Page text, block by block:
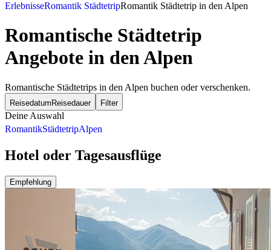
ErlebnisseRomantik StädtetripRomantik Städtetrip in den Alpen
Romantische Städtetrip
Angebote in den Alpen
Romantische Städtetrips in den Alpen buchen oder verschenken.
Reisedatum Reisedauer Filter
Deine Auswahl
RomantikStädtetripAlpen
Hotel oder Tagesausflüge
Empfehlung